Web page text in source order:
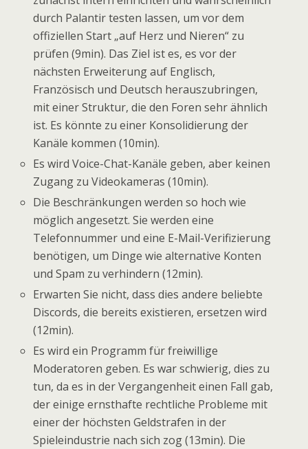
durch Palantir testen lassen, um vor dem
offiziellen Start „auf Herz und Nieren“ zu
prüfen (9min). Das Ziel ist es, es vor der
nächsten Erweiterung auf Englisch,
Französisch und Deutsch herauszubringen,
mit einer Struktur, die den Foren sehr ähnlich
ist. Es könnte zu einer Konsolidierung der
Kanäle kommen (10min).
Es wird Voice-Chat-Kanäle geben, aber keinen
Zugang zu Videokameras (10min).
Die Beschränkungen werden so hoch wie
möglich angesetzt. Sie werden eine
Telefonnummer und eine E-Mail-Verifizierung
benötigen, um Dinge wie alternative Konten
und Spam zu verhindern (12min).
Erwarten Sie nicht, dass dies andere beliebte
Discords, die bereits existieren, ersetzen wird
(12min).
Es wird ein Programm für freiwillige
Moderatoren geben. Es war schwierig, dies zu
tun, da es in der Vergangenheit einen Fall gab,
der einige ernsthafte rechtliche Probleme mit
einer der höchsten Geldstrafen in der
Spieleindustrie nach sich zog (13min). Die